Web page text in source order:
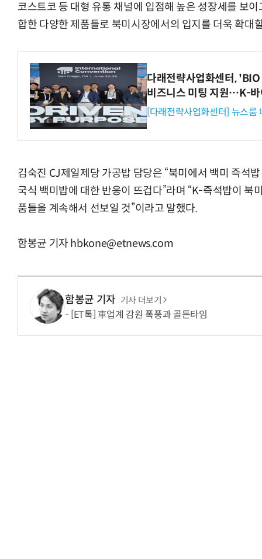
코스트코 등 대형 유통 채널에 입점해 높은 성장세를 보
합한 다양한 제품들로 북미시장에서의 입지를 더욱 확대
다래전략사업화센터,
비즈니스 미팅 지원…K-바
[다래전략사업화센터] 뉴스룸
김숙진 CJ제일제당 가공밥 담당은 “북미에서 백미 즉석
국식 백미밥에 대한 반응이 뜨겁다”라며 “K-즉석밥이 북
품들을 계속해서 선보일 것”이라고 말했다.
함봉균 기자 hbkone@etnews.com
함봉균 기자 기사 더보기
[ET톡] 車업계 감원 폭풍과 골든타임